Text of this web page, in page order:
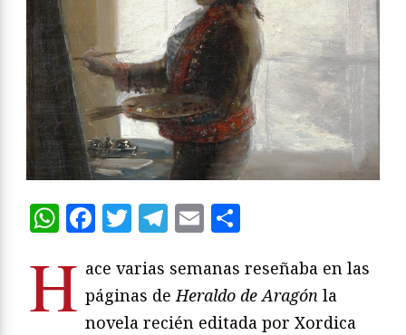
WhatsApp
Facebook
Twitter
Telegram
Email
H ace varias semanas reseñaba en las
páginas deHeraldo de Aragón la
novela recién editada por Xordica